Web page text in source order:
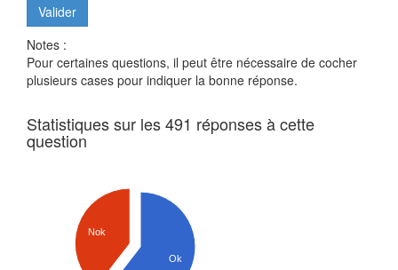
Notes :
Pour certaines questions, il peut être nécessaire de cocher
plusieurs cases pour indiquer la bonne réponse.
Statistiques sur les 491 réponses à cette
question
Nok
Ok